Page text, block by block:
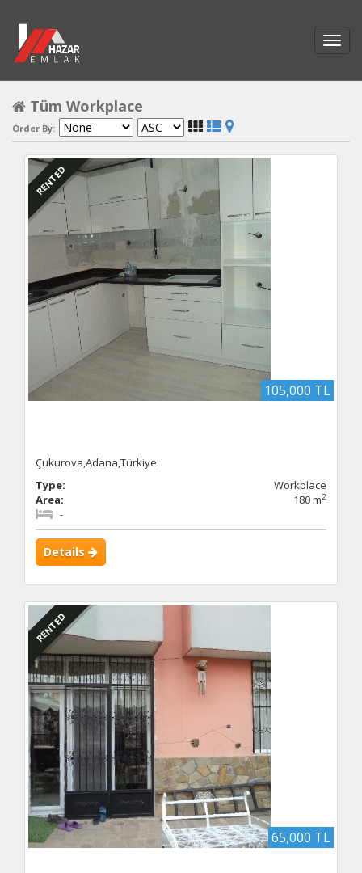
Tüm Workplace
Order By:
RENTED
105,000 TL
Çukurova,Adana,Türkiye
Type:
Workplace
Area:
180 m2
-
Details
RENTED
65,000 TL